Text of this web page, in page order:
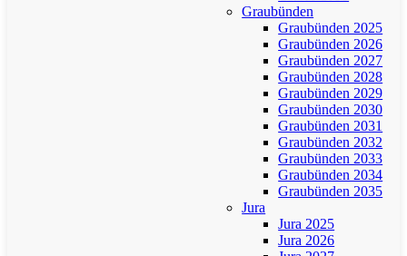
Graubünden
Graubünden 2025
Graubünden 2026
Graubünden 2027
Graubünden 2028
Graubünden 2029
Graubünden 2030
Graubünden 2031
Graubünden 2032
Graubünden 2033
Graubünden 2034
Graubünden 2035
Jura
Jura 2025
Jura 2026